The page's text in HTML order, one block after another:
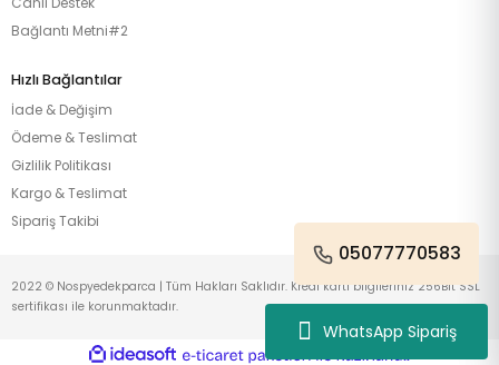
WhatsApp Sipariş
Bağlantı Metni#2
Hızlı Bağlantılar
İade & Değişim
Ödeme & Teslimat
Gizlilik Politikası
Kargo & Teslimat
Sipariş Takibi
05077770583
2022 © Nospyedekparca | Tüm Hakları Saklıdır. Kredi kartı bilgileriniz 256Bit SSL
sertifikası ile korunmaktadır.
ideasoft